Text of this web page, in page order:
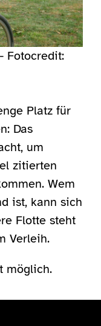
Fotocredit:
Platz für
Das
um
zitierten
Wem
ist, kann sich
Flotte steht
Verleih.
möglich.